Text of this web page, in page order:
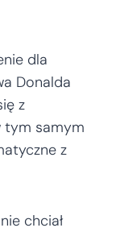
dla
Donalda
z
tym samym
z
chciał